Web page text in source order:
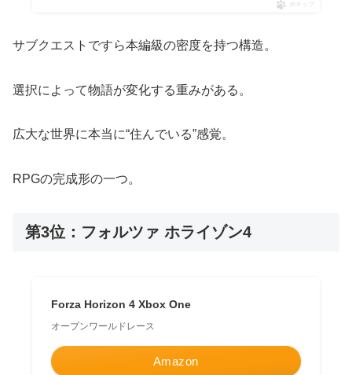
ポチップ
サブクエストですら本編級の密度を持つ構造。
選択によって物語が変化する重みがある。
広大な世界に本当に“住んでいる”感覚。
RPGの完成形の一つ。
第3位：フォルツァ ホライゾン4
Forza Horizon 4 Xbox One
オープンワールドレース
Amazon